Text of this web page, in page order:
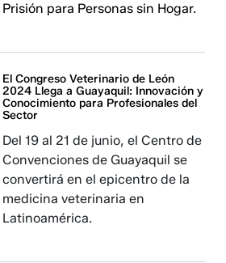
Prisión para Personas sin Hogar.
El Congreso Veterinario de León
2024 Llega a Guayaquil: Innovación y
Conocimiento para Profesionales del
Sector
Del 19 al 21 de junio, el Centro de
Convenciones de Guayaquil se
convertirá en el epicentro de la
medicina veterinaria en
Latinoamérica.